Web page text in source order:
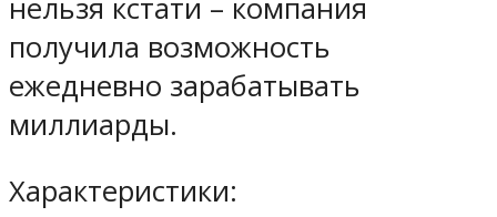
нельзя кстати – компания
получила возможность
ежедневно зарабатывать
миллиарды.
Характеристики: